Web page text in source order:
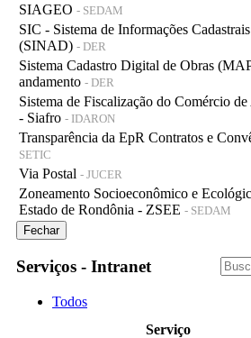
SIAGEO - SEDAM
SIC - Sistema de Informações
(SINAD) - DER
Sistema Cadastro Digital de Obras
andamento - DER
Sistema de Fiscalização do Comércio
- Siafro - IDARON
Transparência da EpR Contratos e
SETIC
Via Postal - JUCER
Zoneamento Socioeconômico e
Estado de Rondônia - ZSEE - SEDAM
Fechar
Serviços - Intranet
Todos
Serviço